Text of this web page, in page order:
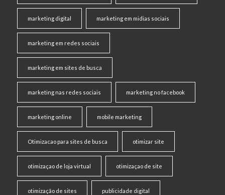
marketing digital marketing em midias sociais
marketing em redes sociais
marketing em sites de busca
marketing nas redes sociais marketing no facebook
marketing online mobile marketing
Otimizacao para sites de busca otimizar site
otimizaçao de loja virtual otimizaçao de site
otimização de sites publicidade digital